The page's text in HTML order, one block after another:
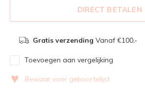
DIRECT BETALEN
Gratis verzending Vanaf €100,-
Toevoegen aan vergelijking
♥ Bewaar voor geboortelijst